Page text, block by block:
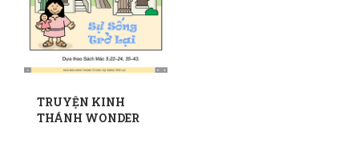
TRUYỆN KINH
THÁNH WONDER